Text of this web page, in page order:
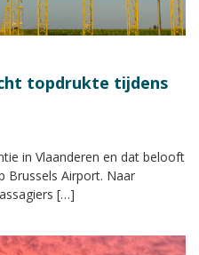
topdrukte tijdens
in Vlaanderen en dat belooft
Brussels Airport. Naar
[…]